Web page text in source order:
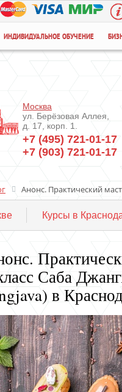
ИНДИВИДУАЛЬНОЕ ОБУЧЕНИЕ
Москва
ул. Берёзовая Аллея,
д. 17, корп. 1.
+7 (495) 721-01-17
+7 (903) 721-01-17
Анонс. Практический
Курсы в
Саба
в